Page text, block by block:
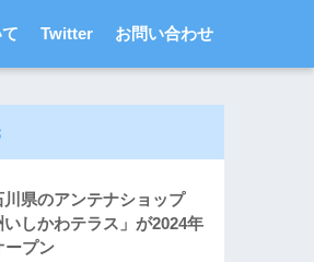
Twitter お問い合わせ
川県のアンテナショップ
いしかわテラス」が2024年
ープン